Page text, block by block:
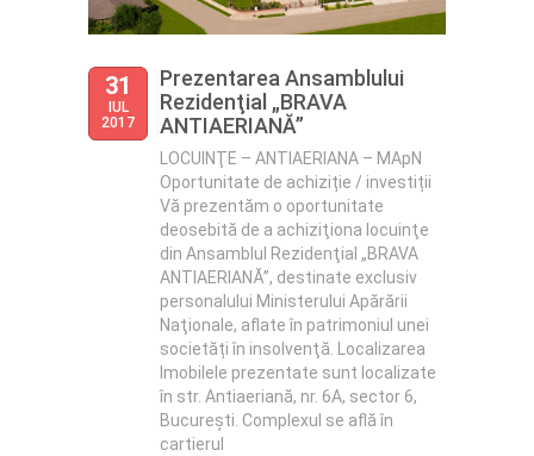
31
IUL
2017
Prezentarea Ansamblului
Rezidenţial „BRAVA
ANTIAERIANĂ”
LOCUINŢE – ANTIAERIANA – MApN
Oportunitate de achiziție / investiții
Vă prezentăm o oportunitate
deosebită de a achiziţiona locuinţe
din Ansamblul Rezidenţial „BRAVA
ANTIAERIANĂ”, destinate exclusiv
personalului Ministerului Apărării
Naţionale, aflate în patrimoniul unei
societăți în insolvenţă. Localizarea
Imobilele prezentate sunt localizate
în str. Antiaeriană, nr. 6A, sector 6,
Bucureşti. Complexul se află în
cartierul